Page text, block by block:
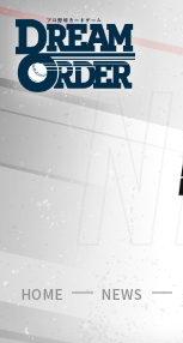
HOME NEWS